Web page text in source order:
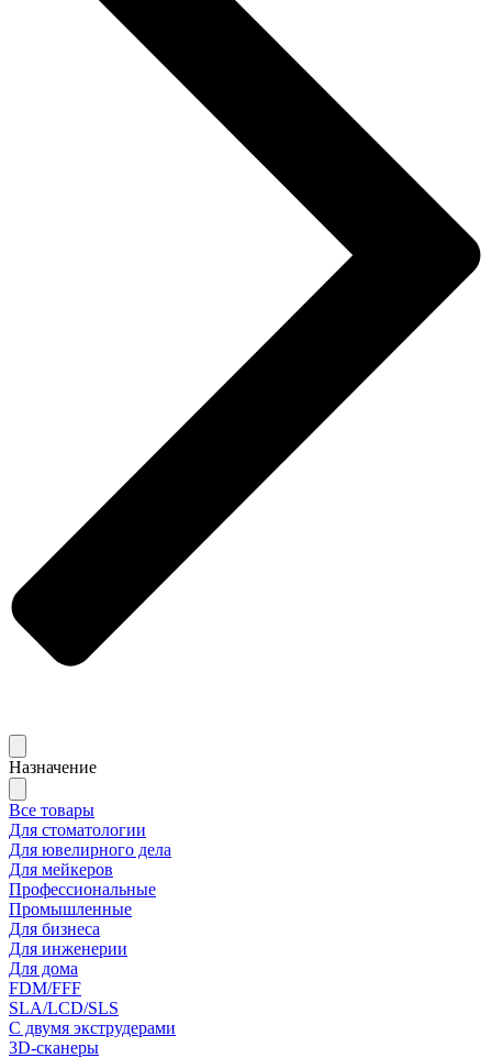
Назначение
Все товары
Для стоматологии
Для ювелирного дела
Для мейкеров
Профессиональные
Промышленные
Для бизнеса
Для инженерии
Для дома
FDM/FFF
SLA/LCD/SLS
С двумя экструдерами
3D-сканеры